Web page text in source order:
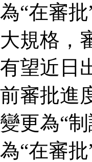
為“在審
大規格，
有望近日
前審批進
變更為“
為“在審